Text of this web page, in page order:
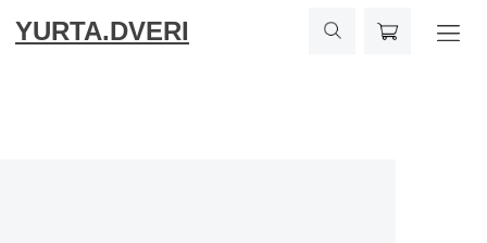
YURTA.DVERI